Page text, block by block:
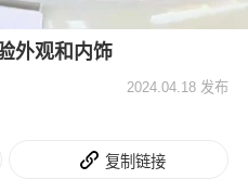
外观和内饰
2024.04.18 发布
复制链接